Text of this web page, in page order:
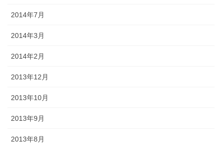
2014年7月
2014年3月
2014年2月
2013年12月
2013年10月
2013年9月
2013年8月